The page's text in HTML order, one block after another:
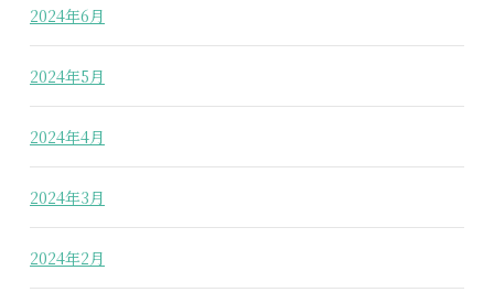
2024年6月
2024年5月
2024年4月
2024年3月
2024年2月